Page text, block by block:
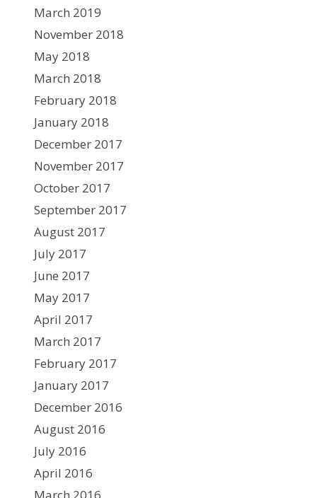
March 2019
November 2018
May 2018
March 2018
February 2018
January 2018
December 2017
November 2017
October 2017
September 2017
August 2017
July 2017
June 2017
May 2017
April 2017
March 2017
February 2017
January 2017
December 2016
August 2016
July 2016
April 2016